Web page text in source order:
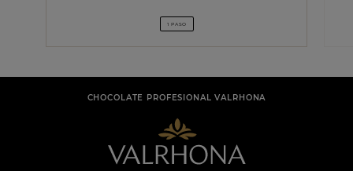
1 PASO
CHOCOLATE PROFESIONAL VALRHONA